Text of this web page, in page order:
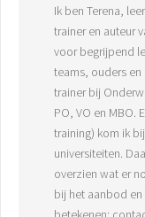
Ik ben Terena,
trainer en auteur
voor begrijpend
teams, ouders en
trainer bij
PO, VO en MBO.
training) kom ik
universiteiten.
overzien wat er
bij het aanbod